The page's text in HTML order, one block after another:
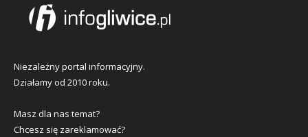
Niezależny portal informacyjny.
Działamy od 2010 roku.
Masz dla nas temat?
Chcesz się zareklamować?